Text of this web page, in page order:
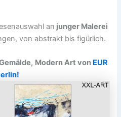
an junger Malerei
von abstrakt bis figürlich.
Modern Art von EUR